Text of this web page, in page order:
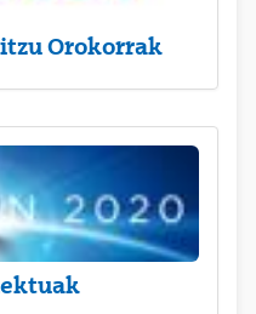
Orokorrak